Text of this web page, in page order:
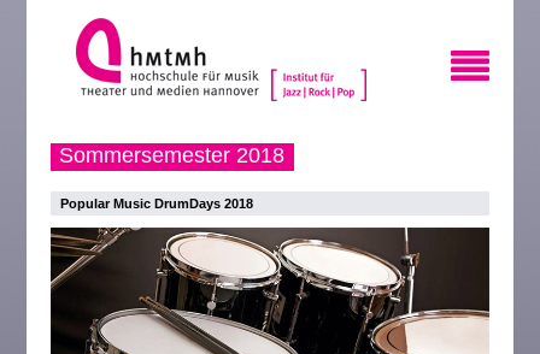
Sommersemester 2018
Popular Music DrumDays 2018